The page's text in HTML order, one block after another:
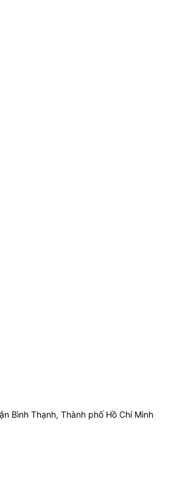
Bình Thạnh, Thành phố Hồ Chí Minh